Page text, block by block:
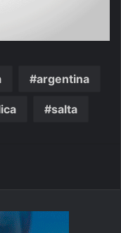
argentina
salta